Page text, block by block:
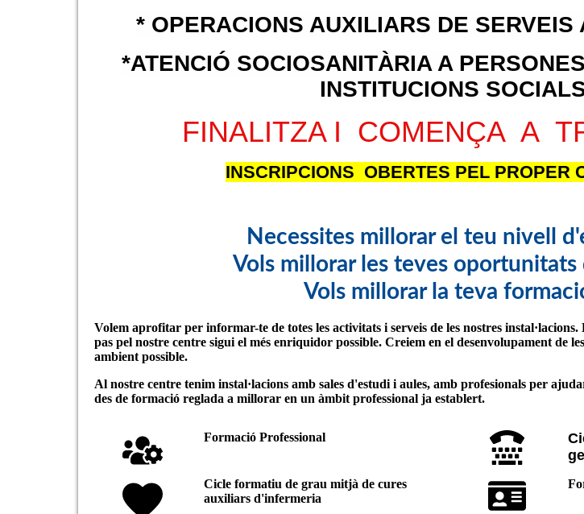
* OPERACIONS AUXILIARS DE SERVEIS
*ATENCIÓ SOCIOSANITÀRIA A
INSTITUCIONS
FINALITZA I COMENÇA A
INSCRIPCIONS OBERTES PEL PROPER
Necessites millorar el teu nivell
Vols millorar les teves oportunitats
Vols millorar la teva
Volem aprofitar per informar-te de totes les activitats i serveis de les nostres
pas pel nostre centre sigui el més enriquidor possible. Creiem en el desenvolupament de
ambient possible.
Al nostre centre tenim instal·lacions amb sales d'estudi i aules, amb profesionals per
des de formació reglada a millorar en un àmbit professional ja establert.
Formació Professional
Cicle formatiu de grau mitjà de cures
auxiliars d'infermeria